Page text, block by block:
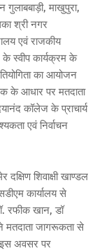
गुलाबबाड़ी, माखुपुरा,
श्री नगर
एवं राजकीय
स्वीप कार्यक्रम के
का आयोजन
के आधार पर मतदाता
कॉलेज के प्राचार्य
एवं निर्वाचन
शिवाक्षी खाण्डल
कार्यालय से
रफीक खान, डॉ
ने मतदाता जागरूकता से
इस अवसर पर